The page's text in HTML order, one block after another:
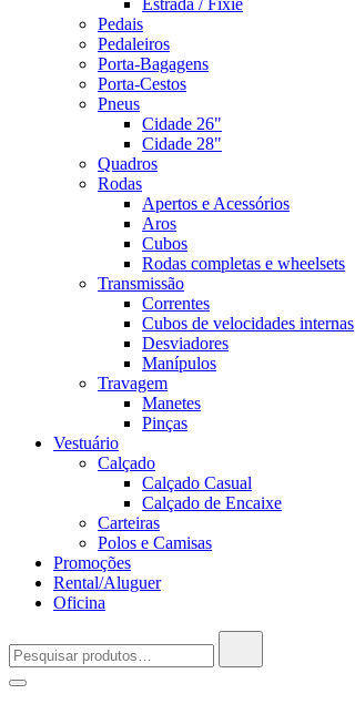
Estrada / Fixie
Pedais
Pedaleiros
Porta-Bagagens
Porta-Cestos
Pneus
Cidade 26"
Cidade 28"
Quadros
Rodas
Apertos e Acessórios
Aros
Cubos
Rodas completas e wheelsets
Transmissão
Correntes
Cubos de velocidades internas
Desviadores
Manípulos
Travagem
Manetes
Pinças
Vestuário
Calçado
Calçado Casual
Calçado de Encaixe
Carteiras
Polos e Camisas
Promoções
Rental/Aluguer
Oficina
por: